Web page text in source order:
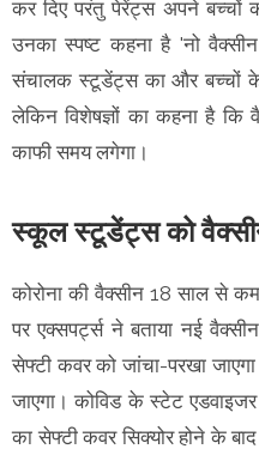
कर दिए परंतु पेरेंट्स अपने बच्चों
उनका स्पष्ट कहना है 'नो
संचालक स्टूडेंट्स का और बच्चों
लेकिन विशेषज्ञों का कहना है
काफी समय लगेगा।
स्कूल स्टूडेंट्स को
कोरोना की वैक्सीन 18 साल से
पर एक्सपर्ट्स ने बताया नई
सेफ्टी कवर को जांचा-परखा
जाएगा। कोविड के स्टेट
का सेफ्टी कवर सिक्योर होने के